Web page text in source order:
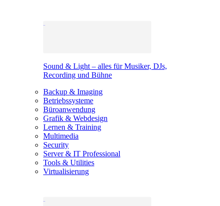
Sound & Light – alles für Musiker, DJs,
Recording und Bühne
Backup & Imaging
Betriebssysteme
Büroanwendung
Grafik & Webdesign
Lernen & Training
Multimedia
Security
Server & IT Professional
Tools & Utilities
Virtualisierung